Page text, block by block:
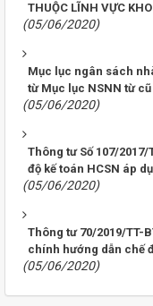
THUỘC LĨNH VỰC
(05/06/2020)
Mục lục ngân sách
từ Mục lục NSNN từ
(05/06/2020)
Thông tư Số 107/
độ kế toán HCSN áp
(05/06/2020)
Thông tư 70/2019/TT-
chính hướng dẫn chế
(05/06/2020)